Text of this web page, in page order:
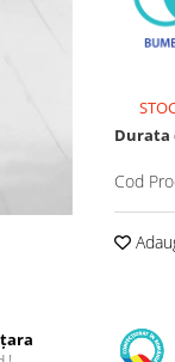
Durata
Cod